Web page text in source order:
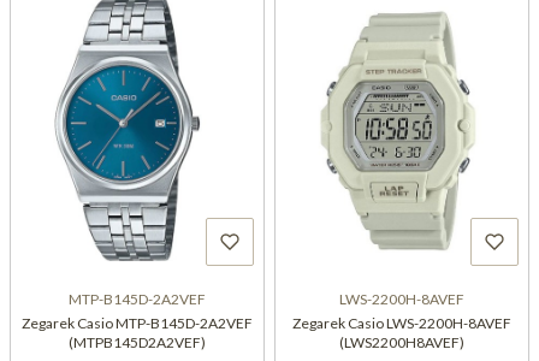
MTP-B145D-2A2VEF
Zegarek Casio MTP-B145D-2A2VEF
(MTPB145D2A2VEF)
LWS-2200H-8AVEF
Zegarek Casio LWS-2200H-8AVEF
(LWS2200H8AVEF)